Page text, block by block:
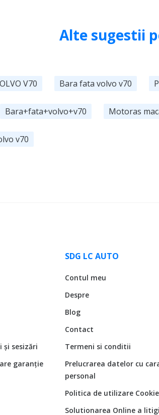
Alte sugestii
V70 Bara fata volvo v70
Bara+fata+volvo+v70 Motoras
v70
și sesizări
garanție
SDG LC AUTO
Contul meu
Despre
Blog
Contact
Termeni si conditii
Prelucrarea datelor cu
personal
Politica de utilizare
Solutionarea Online a